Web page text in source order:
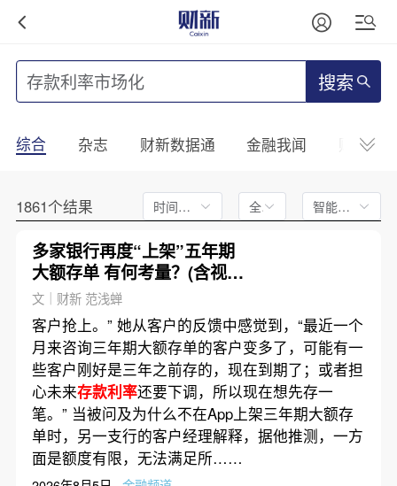
搜索
综合 杂志 财新数据通 金融我闻 财新
1861个结果 时间不限 全文 智能排序
多家银行再度“上架”五年期
大额存单 有何考量？(含视
频)
文｜财新 范浅蝉
客户抢上。” 她从客户的反馈中感觉到，“最近一个
月来咨询三年期大额存单的客户变多了，可能有一
些客户刚好是三年之前存的，现在到期了；或者担
心未来存款利率还要下调，所以现在想先存一
笔。” 当被问及为什么不在App上架三年期大额存
单时，另一支行的客户经理解释，据他推测，一方
面是额度有限，无法满足所……